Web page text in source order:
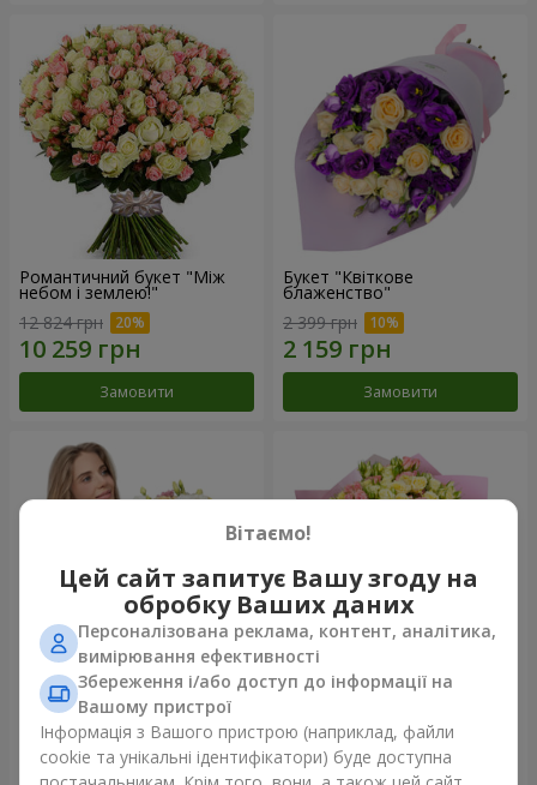
Романтичний букет "Між
небом і землею!"
12 824 грн
Замовити
Букет "Квіткове
блаженство"
2 399 грн
Замовити
Букет "Королеві серця"
2 332 грн
Мікс "Планета троянд" із 51
6 587 грн
Вітаємо!
Цей сайт запитує Вашу згоду на
обробку Ваших даних
Персоналізована реклама, контент, аналітика,
вимірювання ефективності
Збереження і/або доступ до інформації на
Вашому пристрої
Інформація з Вашого пристрою (наприклад, файли
cookie та унікальні ідентифікатори) буде доступна